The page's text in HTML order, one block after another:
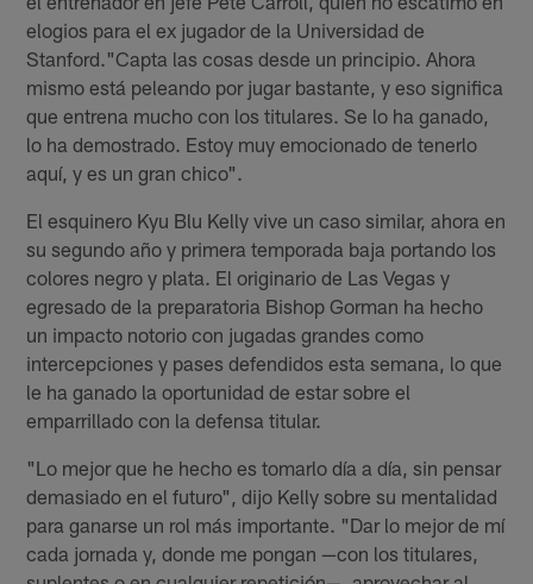
elogios para el ex jugador de la Universidad de
Stanford."Capta las cosas desde un principio. Ahora
mismo está peleando por jugar bastante, y eso significa
que entrena mucho con los titulares. Se lo ha ganado,
lo ha demostrado. Estoy muy emocionado de tenerlo
aquí, y es un gran chico".
El esquinero Kyu Blu Kelly vive un caso similar, ahora en
su segundo año y primera temporada baja portando los
colores negro y plata. El originario de Las Vegas y
egresado de la preparatoria Bishop Gorman ha hecho
un impacto notorio con jugadas grandes como
intercepciones y pases defendidos esta semana, lo que
le ha ganado la oportunidad de estar sobre el
emparrillado con la defensa titular.
"Lo mejor que he hecho es tomarlo día a día, sin pensar
demasiado en el futuro", dijo Kelly sobre su mentalidad
para ganarse un rol más importante. "Dar lo mejor de mí
cada jornada y, donde me pongan —con los titulares,